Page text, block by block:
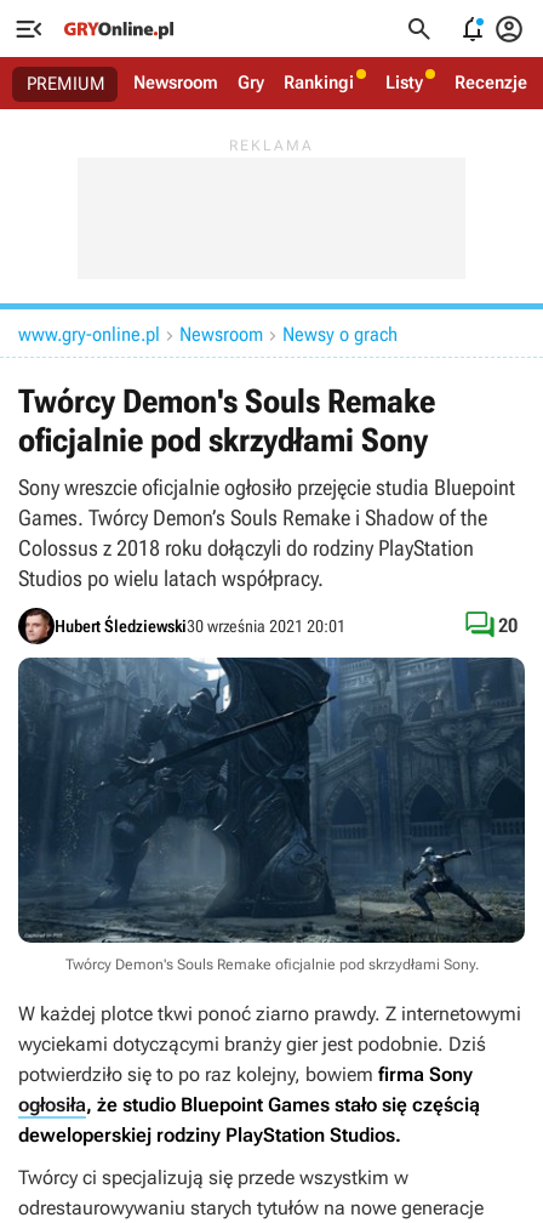
   
PREMIUM Newsroom Gry Rankingi Listy Recenzje
www.gry-online.pl  Newsroom  Newsy o grach
Twórcy Demon's Souls Remake
oficjalnie pod skrzydłami Sony
Sony wreszcie oficjalnie ogłosiło przejęcie studia Bluepoint
Games. Twórcy Demon’s Souls Remake i Shadow of the
Colossus z 2018 roku dołączyli do rodziny PlayStation
Studios po wielu latach współpracy.
Hubert Śledziewski30 września 2021 20:01 20
Twórcy Demon's Souls Remake oficjalnie pod skrzydłami Sony.
W każdej plotce tkwi ponoć ziarno prawdy. Z internetowymi
wyciekami dotyczącymi branży gier jest podobnie. Dziś
potwierdziło się to po raz kolejny, bowiem firma Sony
ogłosiła, że studio Bluepoint Games stało się częścią
deweloperskiej rodziny PlayStation Studios.
Twórcy ci specjalizują się przede wszystkim w
odrestaurowywaniu starych tytułów na nowe generacje